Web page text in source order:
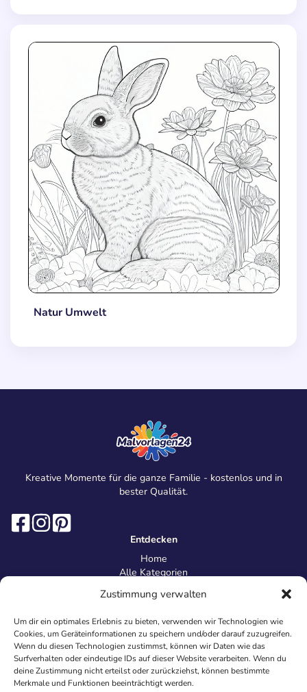
Zustimmung verwalten
Um dir ein optimales Erlebnis zu bieten, verwenden wir Technologien wie
Cookies, um Geräteinformationen zu speichern und/oder darauf zuzugreifen.
Wenn du diesen Technologien zustimmst, können wir Daten wie das
Surfverhalten oder eindeutige IDs auf dieser Website verarbeiten. Wenn du
deine Zustimmung nicht erteilst oder zurückziehst, können bestimmte
Merkmale und Funktionen beeinträchtigt werden.
Natur Umwelt
Kreative Momente für die ganze Familie - kostenlos und in
bester Qualität.
Entdecken
Home
Alle Kategorien
Information
Über uns
Kontakt
Inhaltsrichtlinien
Recht & Datenschutz
Impressum